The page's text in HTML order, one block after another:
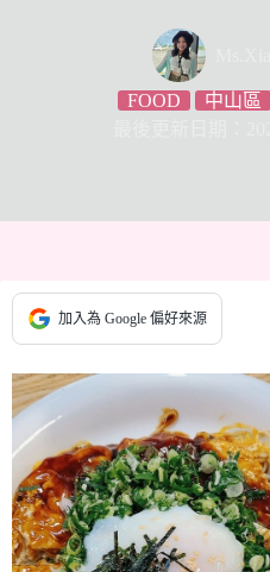
FOOD 中山區
加入為 Google 偏好來源